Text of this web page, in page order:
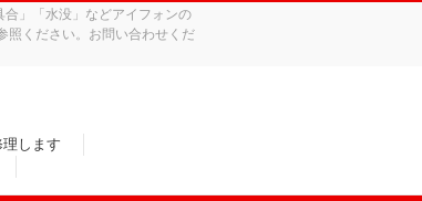
」「水没」などアイフォンの
照ください。お問い合わせくだ
理します